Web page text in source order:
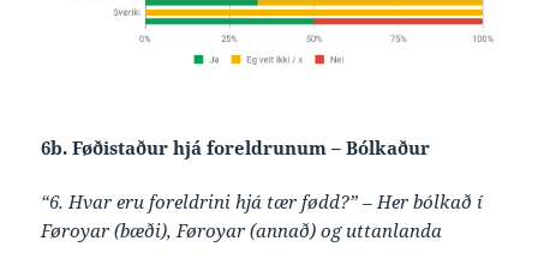
6b. Føðistaður hjá foreldrunum – Bólkaður
“6. Hvar eru foreldrini hjá tær fødd?” – Her bólkað í
Føroyar (bæði), Føroyar (annað) og uttanlanda